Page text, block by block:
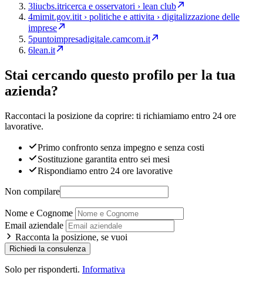
3liucbs.itricerca e osservatori › lean club
4mimit.gov.itit › politiche e attivita › digitalizzazione delle
imprese
5puntoimpresadigitale.camcom.it
6lean.it
Stai cercando questo profilo per la tua
azienda?
Raccontaci la posizione da coprire: ti richiamiamo entro 24 ore
lavorative.
Primo confronto senza impegno e senza costi
Sostituzione garantita entro sei mesi
Rispondiamo entro 24 ore lavorative
Non compilare
Nome e Cognome
Email aziendale
Racconta la posizione, se vuoi
Richiedi la consulenza
Solo per risponderti. Informativa